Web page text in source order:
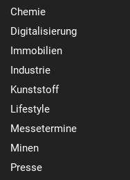
Chemie
Digitalisierung
Immobilien
Industrie
Kunststoff
Lifestyle
Messetermine
Minen
Presse